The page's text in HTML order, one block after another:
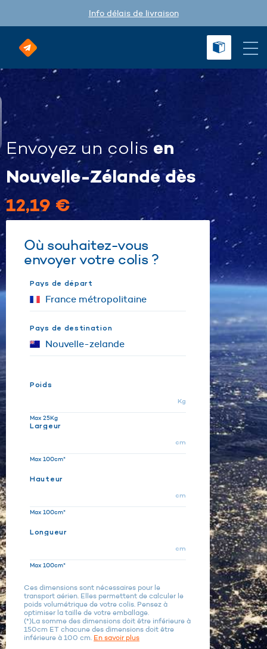
Info délais de livraison
Envoyez un colis en
Nouvelle-Zélande dès
12,19 €
Où souhaitez-vous
envoyer votre colis ?
Pays de départ
Pays de destination
Poids
Kg
Max 25Kg
Largeur
cm
Max 100cm*
Hauteur
cm
Max 100cm*
Longueur
cm
Max 100cm*
Ces dimensions sont nécessaires pour le
transport aérien. Elles permettent de calculer le
poids volumétrique de votre colis. Pensez à
optimiser la taille de votre emballage.
(*)La somme des dimensions doit être inférieure à
150cm ET chacune des dimensions doit être
inférieure à 100 cm. En savoir plus